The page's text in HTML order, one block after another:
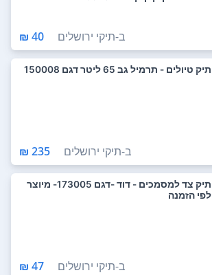
ב-תיקי ירושלים 40 ₪
תיק טיולים - תרמיל גב 65 ליטר דגם 150008
ב-תיקי ירושלים 235 ₪
תיק צד למסמכים - דוד -דגם 173005- מיוצר
לפי הזמנה
ב-תיקי ירושלים 47 ₪